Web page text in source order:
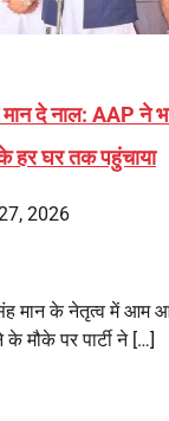
दे नाल: AAP ने
हर घर तक पहुंचाया
2026
मान के नेतृत्व में आम
मौके पर पार्टी ने […]